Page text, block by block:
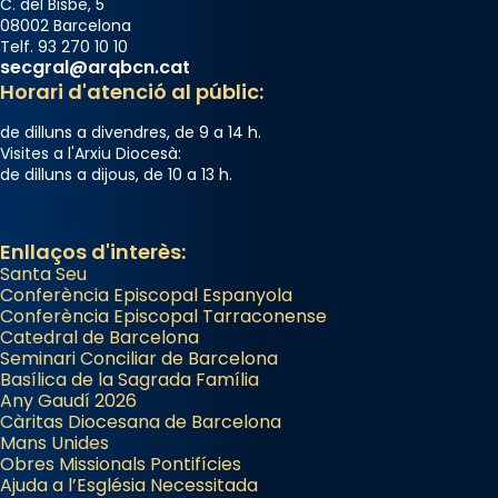
del temple amb les relíquies de les santes.
Des de 1985 hi participa també un grup de
diablesses amb música i ball propis. Festa
«Si vols saber què és calor, ves per les
Santes a Mataró»🥵.
View on Facebook · Share
Arquebisbat de Barcelona
2 weeks ago
Jaume, fill de Zebedeu, és juntament amb el
seu germà Joan i Pere un dels que
acompanyava més de prop Jesús.
Segons el llibre dels Fets (12,2) fou el primer
C. del Bisbe, 5
08002 Barcelona
Telf. 93 270 10 10
secgral@arqbcn.cat
Horari d'atenció al públic:
de dilluns a divendres, de 9 a 14 h.
Visites a l'Arxiu Diocesà:
de dilluns a dijous, de 10 a 13 h.
Enllaços d'interès:
Santa Seu
Conferència Episcopal Espanyola
Conferència Episcopal Tarraconense
Catedral de Barcelona
Seminari Conciliar de Barcelona
Basílica de la Sagrada Família
Any Gaudí 2026
Càritas Diocesana de Barcelona
Mans Unides
Obres Missionals Pontifícies
Ajuda a l’Església Necessitada